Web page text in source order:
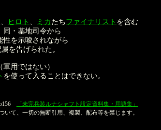
ヒロト ミカたちファイナリスト を含む
同・基地司令から
性を示唆されながら
を告げられた。
用ではない）
を使って入ることはできない。
「未完兵装ルナシャフト設定資料集・用語集」
て、一切の無断引用、複製、配布等を禁じます。